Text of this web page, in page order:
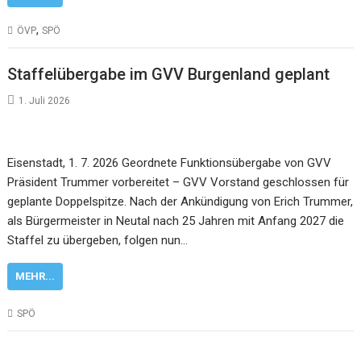
ÖVP,SPÖ
Staffelübergabe im GVV Burgenland geplant
1. Juli 2026
Eisenstadt, 1. 7. 2026 Geordnete Funktionsübergabe von GVV
Präsident Trummer vorbereitet – GVV Vorstand geschlossen für
geplante Doppelspitze. Nach der Ankündigung von Erich Trummer,
als Bürgermeister in Neutal nach 25 Jahren mit Anfang 2027 die
Staffel zu übergeben, folgen nun…
MEHR...
SPÖ